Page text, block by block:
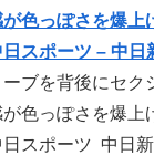
が色っぽさを爆上
スポーツ – 中日
ブを背後にセク
が色っぽさを爆上
日スポーツ 中日